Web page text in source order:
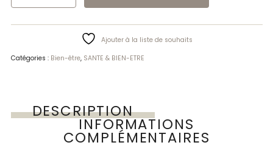
Ajouter à la liste de souhaits
Catégories : Bien-être, SANTE & BIEN-ETRE
DESCRIPTION
INFORMATIONS
COMPLÉMENTAIRES